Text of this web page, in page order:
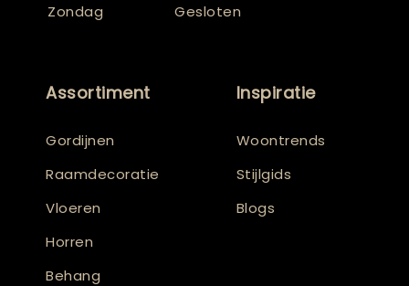
Zondag
Gesloten
Assortiment
Gordijnen
Raamdecoratie
Vloeren
Horren
Behang
Inspiratie
Woontrends
Stijlgids
Blogs